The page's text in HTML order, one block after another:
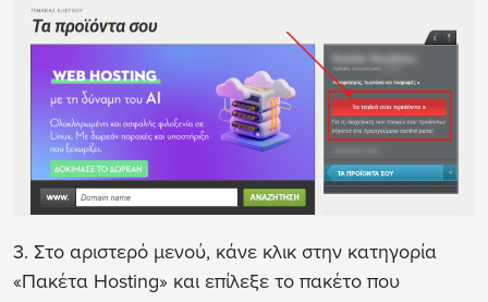
3. Στο αριστερό μενού, κάνε κλικ στην κατηγορία
«Πακέτα Hosting» και επίλεξε το πακέτο που